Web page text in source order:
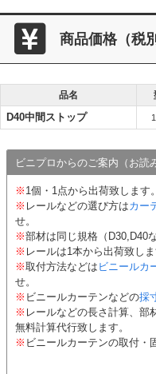
商品価格（税別
品名
D40中間ストップ
ビニプロからのご案内（お読
※ 1個・1点から出荷致します。
※ レールなどの選び方はカー
せ。
※部材は同じ規格（D30,D40
※ レールは1本から出荷致しま
※取付方法などは ビニールカ
せ。
※ ビニールカーテンなどの採
※ レールなどの長さ計算、部
無料計算代行致します。
※ ビニールカーテンの取付・